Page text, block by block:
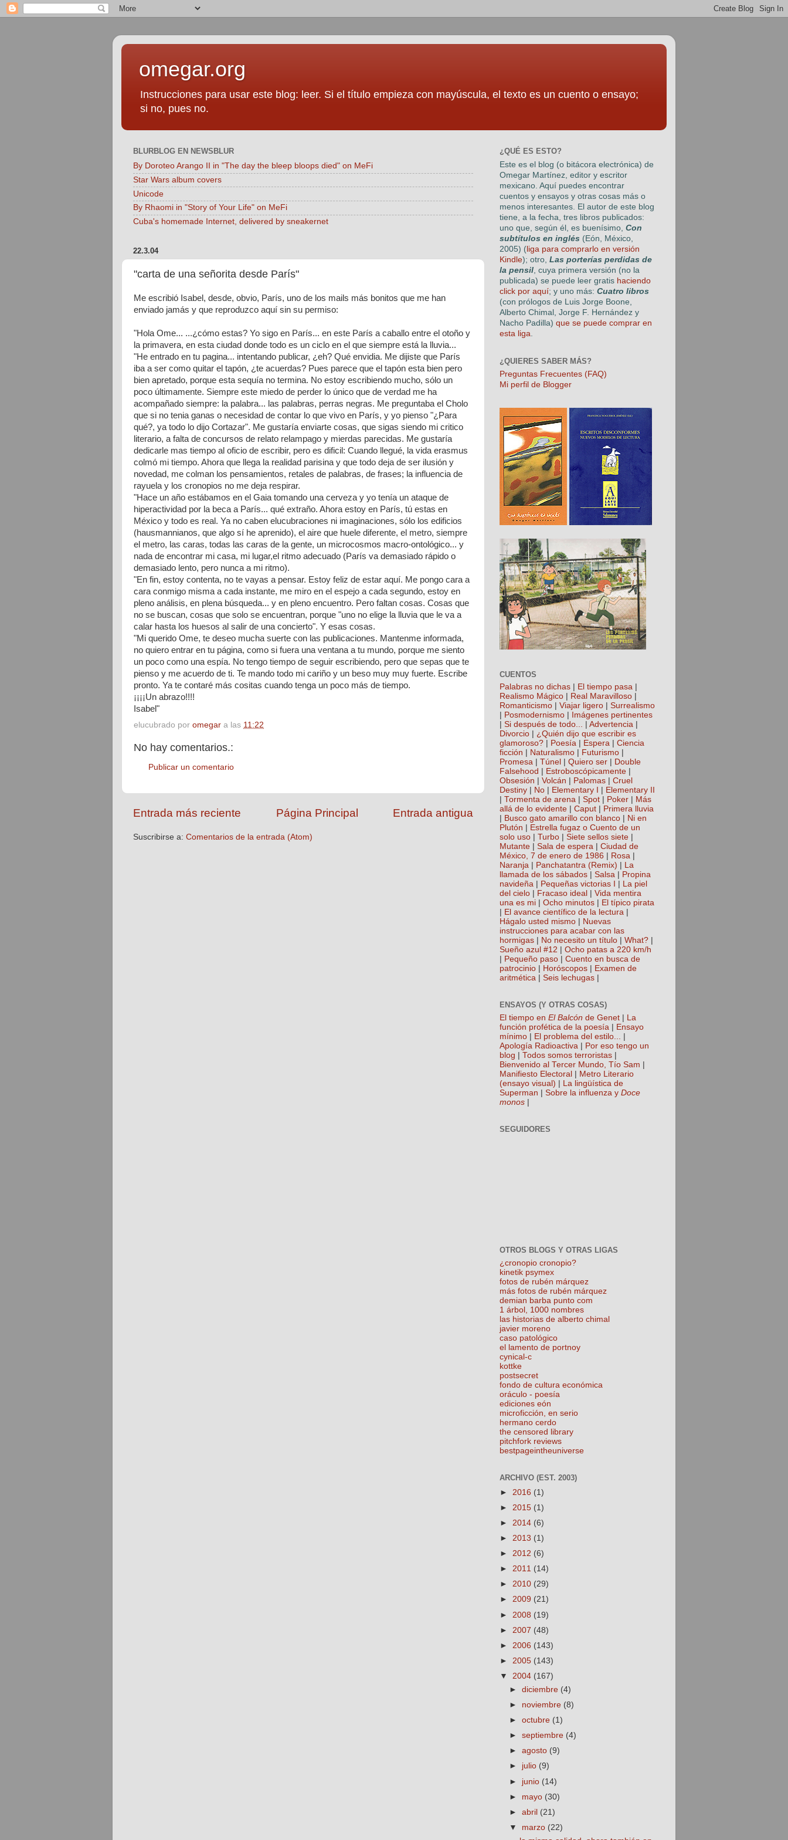
omegar.org
Instrucciones para usar este blog: leer. Si el título empieza con mayúscula, el texto es un cuento o ensayo;
si no, pues no.
BLURBLOG EN NEWSBLUR
By Doroteo Arango II in "The day the bleep bloops died" on MeFi
Star Wars album covers
Unicode
By Rhaomi in "Story of Your Life" on MeFi
Cuba's homemade Internet, delivered by sneakernet
22.3.04
"carta de una señorita desde Parí­s"
Me escribió Isabel, desde, obvio, París, uno de los mails más bonitos que me han
enviado jamás y que reproduzco aquí sin su permiso:
"Hola Ome... ...¿cómo estas? Yo sigo en París... en este París a caballo entre el otoño y
la primavera, en esta ciudad donde todo es un ciclo en el que siempre está la lluvia...
"He entrado en tu pagina... intentando publicar, ¿eh? Qué envidia. Me dijiste que París
iba a ser como quitar el tapón, ¿te acuerdas? Pues parece que el tapón esta bien pero
bien apretado, porque esta sequía no termina. No estoy escribiendo mucho, sólo un
poco últimamente. Siempre este miedo de perder lo único que de verdad me ha
acompañado siempre: la palabra... las palabras, perras negras. Me preguntaba el Cholo
que si no tenia ganas o necesidad de contar lo que vivo en París, y yo pienso "¿Para
qué?, ya todo lo dijo Cortazar". Me gustaría enviarte cosas, que sigas siendo mi critico
literario, a falta de concursos de relato relampago y mierdas parecidas. Me gustaría
dedicarle mas tiempo al oficio de escribir, pero es dificil: Cuando llegué, la vida erasmus
colmó mi tiempo. Ahora que llega la realidad parisina y que todo deja de ser ilusión y
novedad, me colman los pensamientos, retales de palabras, de frases; la influencia de
rayuela y los cronopios no me deja respirar.
"Hace un año estábamos en el Gaia tomando una cerveza y yo tenía un ataque de
hiperactividad por la beca a París... qué extraño. Ahora estoy en París, tú estas en
México y todo es real. Ya no caben elucubraciones ni imaginaciones, sólo los edificios
(hausmannianos, que algo sí he aprenido), el aire que huele diferente, el metro, siempre
el metro, las caras, todas las caras de la gente, un microcosmos macro-ontológico... y
nada de encontrar mi casa, mi lugar,el ritmo adecuado (París va demasiado rápido o
demasiado lento, pero nunca a mi ritmo).
"En fin, estoy contenta, no te vayas a pensar. Estoy feliz de estar aquí. Me pongo cara a
cara conmigo misma a cada instante, me miro en el espejo a cada segundo, estoy en
pleno análisis, en plena búsqueda... y en pleno encuentro. Pero faltan cosas. Cosas que
no se buscan, cosas que solo se encuentran, porque "uno no elige la lluvia que le va a
calar hasta los huesos al salir de una concierto". Y esas cosas.
"Mi querido Ome, te deseo mucha suerte con las publicaciones. Mantenme informada,
no quiero entrar en tu página, como si fuera una ventana a tu mundo, porque me siento
un poco como una espía. No tengo tiempo de seguir escribiendo, pero que sepas que te
pienso y me acuerdo de ti. Te mando todo mi cariño y un beso muy muy fuerte. Escribe
pronto. Ya te contaré más cositas cuando tenga un poco más de tiempo.
¡¡¡¡Un abrazo!!!!
Isabel"
elucubrado por omegar a las 11:22
No hay comentarios.:
Publicar un comentario
Entrada más reciente Entrada antigua
Página Principal
Suscribirse a: Comentarios de la entrada (Atom)
¿QUÉ ES ESTO?
Este es el blog (o bitácora electrónica) de
Omegar Martínez , editor y escritor
mexicano. Aquí puedes encontrar
cuentos y ensayos y otras cosas más o
menos interesantes. El autor de este blog
tiene, a la fecha, tres libros publicados:
uno que, según él, es buenísimo, Con
subtítulos en inglés (Eón, México,
2005) ( liga para comprarlo en versión
Kindle); otro, Las porterías perdidas de
la pensil , cuya primera versión (no la
publicada) se puede leer gratis haciendo
click por aquí; y uno más: Cuatro libros
(con prólogos de Luis Jorge Boone,
Alberto Chimal, Jorge F. Hernández y
Nacho Padilla) que se puede comprar en
esta liga
¿QUIERES SABER MÁS?
Preguntas Frecuentes (FAQ)
Mi perfil de Blogger
CUENTOS
Palabras no dichas
El tiempo pasa
Realismo Mágico
Real Maravilloso
Romanticismo
Viajar ligero
Surrealismo
Posmodernismo
Imágenes pertinentes
Si después de todo... Advertencia
Divorcio
¿Quién dijo que escribir es
glamoroso?
Poesía Espera
Ciencia
ficción
Naturalismo Futurismo
Promesa
Túnel Quiero ser
Double
Falsehood
Estroboscópicamente
Obsesión
Volcán Palomas
Cruel
Destiny
No Elementary I
Elementary II
Tormenta de arena Spot Poker
Más
allá de lo evidente
Caput
Primera lluvia
Busco gato amarillo con blanco
Ni en
Plutón
Estrella fugaz o Cuento de un
solo uso
Turbo Siete sellos siete
Mutante
Sala de espera
Ciudad de
México, 7 de enero de 1986
Rosa
Naranja
Panchatantra (Remix)
La
llamada de los sábados
Salsa
Propina
navideña
Pequeñas victorias I
La piel
del cielo
Fracaso ideal
Vida mentira
una es mi
Ocho minutos
El típico pirata
El avance científico de la lectura
Hágalo usted mismo
Nuevas
instrucciones para acabar con las
hormigas
No necesito un título What?
Sueño azul #12
Ocho patas a 220 km/h
Pequeño paso
Cuento en busca de
patrocinio
Horóscopos
Examen de
aritmética
Seis lechugas
ENSAYOS (Y OTRAS COSAS)
El tiempo en El Balcón de Genet | La
función profética de la poesía | Ensayo
mínimo | El problema del estilo...
|
Apología Radioactiva | Por eso tengo un
blog | Todos somos terroristas |
Bienvenido al Tercer Mundo, Tío Sam |
Manifiesto Electoral | Metro Literario
(ensayo visual) | La lingüística de
Superman | Sobre la influenza y Doce
monos |
SEGUIDORES
OTROS BLOGS Y OTRAS LIGAS
¿cronopio cronopio?
kinetik psymex
fotos de rubén márquez
más fotos de rubén márquez
demian barba punto com
1 árbol, 1000 nombres
las historias de alberto chimal
javier moreno
caso patológico
el lamento de portnoy
cynical-c
kottke
postsecret
fondo de cultura económica
oráculo - poesía
ediciones eón
microficción, en serio
hermano cerdo
the censored library
pitchfork reviews
bestpageintheuniverse
ARCHIVO (EST. 2003)
► 2016 (1)
► 2015 (1)
► 2014 (6)
► 2013 (1)
► 2012 (6)
► 2011 (14)
► 2010 (29)
► 2009 (21)
► 2008 (19)
► 2007 (48)
► 2006 (143)
► 2005 (143)
▼ 2004 (167)
►diciembre (4)
► noviembre (8)
►octubre (1)
►septiembre (4)
►agosto (9)
► julio (9)
► junio (14)
► mayo (30)
►abril (21)
▼ marzo (22)